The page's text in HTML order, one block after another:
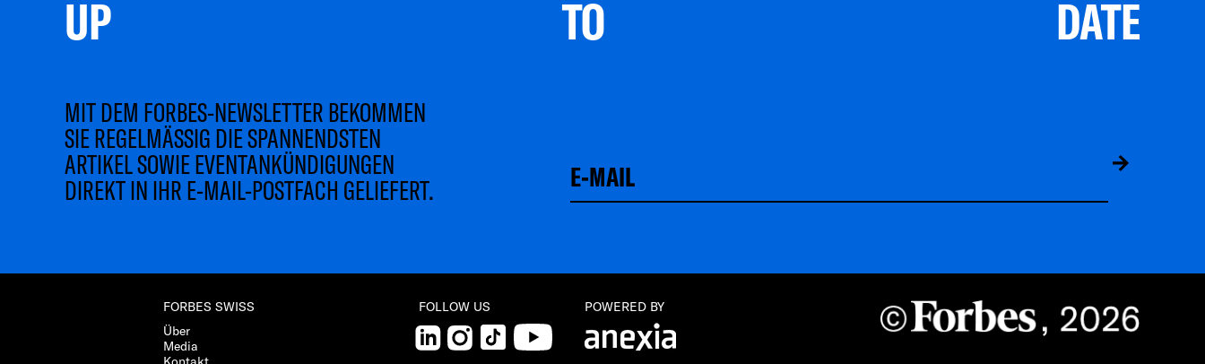
UP TO DATE
MIT DEM FORBES-NEWSLETTER BEKOMMEN
SIE REGELMÄSSIG DIE SPANNENDSTEN
ARTIKEL SOWIE EVENTANKÜNDIGUNGEN
DIREKT IN IHR E-MAIL-POSTFACH GELIEFERT.
FORBES SWISS
Über
Media
FOLLOW US
LinkedInInstagram
TikTok YouTube
POWERED BY